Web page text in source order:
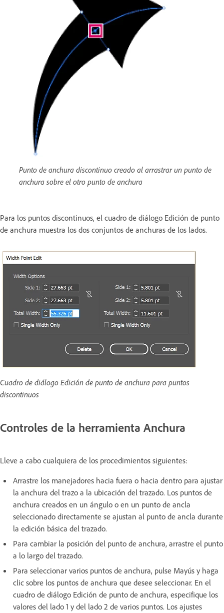
Punto de anchura discontinuo creado al arrastrar un punto de
anchura sobre el otro punto de anchura
Para los puntos discontinuos, el cuadro de diálogo Edición de punto
de anchura muestra los dos conjuntos de anchuras de los lados.
Cuadro de diálogo Edición de punto de anchura para puntos
discontinuos
Controles de la herramienta Anchura
Lleve a cabo cualquiera de los procedimientos siguientes:
Arrastre los manejadores hacia fuera o hacia dentro para ajustar
la anchura del trazo a la ubicación del trazado. Los puntos de
anchura creados en un ángulo o en un punto de ancla
seleccionado directamente se ajustan al punto de ancla durante
la edición básica del trazado.
Para cambiar la posición del punto de anchura, arrastre el punto
a lo largo del trazado.
Para seleccionar varios puntos de anchura, pulse Mayús y haga
clic sobre los puntos de anchura que desee seleccionar. En el
cuadro de diálogo Edición de punto de anchura, especifique los
valores del lado 1 y del lado 2 de varios puntos. Los ajustes